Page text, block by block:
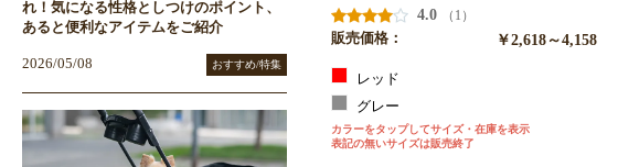
4.0
（1）
販売価格：
￥2,618～4,158
レッド
グレー
カラーをタップしてサイズ・在庫を表示
表記の無いサイズは販売終了
れ！気になる性格としつけのポイント、
あると便利なアイテムをご紹介
2026/05/08 おすすめ/特集